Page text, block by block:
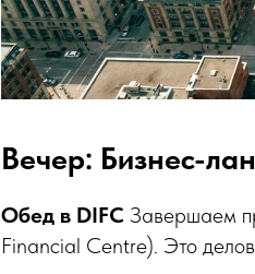
Вечер: Бизнес-
Обед в DIFC Завершаем
Financial Centre). Это